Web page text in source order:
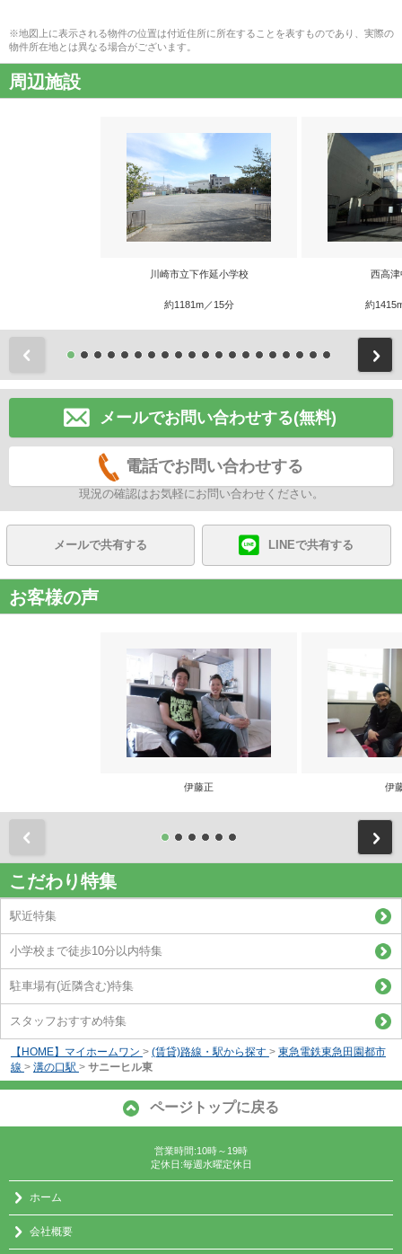
※地図上に表示される物件の位置は付近住所に所在することを表すものであり、実際の
物件所在地とは異なる場合がございます。
周辺施設
川崎市立下作延小学校
約1181m／15分
西高津
約
メールでお問い合わせする(無料)
電話でお問い合わせする
現況の確認はお気軽にお問い合わせください。
メールで共有する LINEで共有する
お客様の声
伊藤正 伊
こだわり特集
駅近特集
小学校まで徒歩10分以内特集
駐車場有(近隣含む)特集
スタッフおすすめ特集
【HOME】マイホームワン > (賃貸)路線・駅から探す > 東急電鉄東急田園都市
線 > 溝の口駅 > サニーヒル東
ページトップに戻る
営業時間:10時～19時
定休日:毎週水曜定休日
ホーム
会社概要